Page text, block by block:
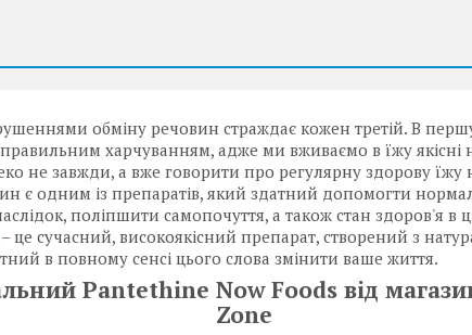
обміну речовин страждає кожен третій. В
харчуванням, адже ми вживаємо в їжу якісні
не завжди, а вже говорити про регулярну здорову їжу
є одним із препаратів, який здатний допомогти
поліпшити самопочуття, а також стан здоров'я в
– це сучасний, високоякісний препарат, створений з
в повному сенсі цього слова змінити ваше життя.
Pantethine Now Foods від
Zone